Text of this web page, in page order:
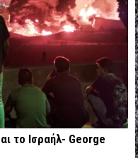
το Ισραήλ- George